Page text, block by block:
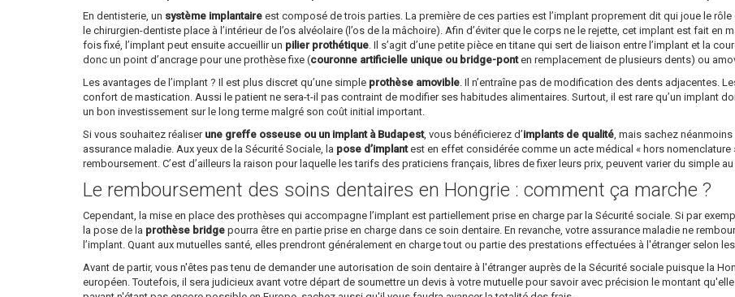
En dentisterie, un système implantaire est composé de trois parties. La première de ces parties est l’implant proprement dit qui joue le
le chirurgien-dentiste place à l’intérieur de l’os alvéolaire (l’os de la mâchoire). Afin d’éviter que le corps ne le rejette, cet implant est fait
fois fixé, l’implant peut ensuite accueillir un pilier prothétique. Il s’agit d’une petite pièce en titane qui sert de liaison entre l’implant et la
donc un point d’ancrage pour une prothèse fixe (couronne artificielle unique ou bridge-ponten remplacement de plusieurs dents) ou
Les avantages de l’implant ? Il est plus discret qu’une simple prothèse amovible. Il n’entraîne pas de modification des dents adjacentes.
confort de mastication. Aussi le patient ne sera-t-il pas contraint de modifier ses habitudes alimentaires. Surtout, il est rare qu’un implant
un bon investissement sur le long terme malgré son coût initial important.
Si vous souhaitez réaliser une greffe osseuse ou un implant à Budapest, vous bénéficierez d’implants de qualité, mais sachez
assurance maladie. Aux yeux de la Sécurité Sociale, la pose d’implantest en effet considérée comme un acte médical « hors nomenclature
remboursement. C’est d’ailleurs la raison pour laquelle les tarifs des praticiens français, libres de fixer leurs prix, peuvent varier du simple
Le remboursement des soins dentaires en Hongrie : comment ça marche ?
Cependant, la mise en place des prothèses qui accompagne l’implant est partiellement prise en charge par la Sécurité sociale. Si par
la pose de la prothèse bridge pourra être en partie prise en charge dans ce soin dentaire. En revanche, votre assurance maladie ne
l’implant. Quant aux mutuelles santé, elles prendront généralement en charge tout ou partie des prestations effectuées à l'étranger selon
Avant de partir, vous n'êtes pas tenu de demander une autorisation de soin dentaire à l'étranger auprès de la Sécurité sociale puisque la
européen. Toutefois, il sera judicieux avant votre départ de soumettre un devis à votre mutuelle pour savoir avec précision le montant